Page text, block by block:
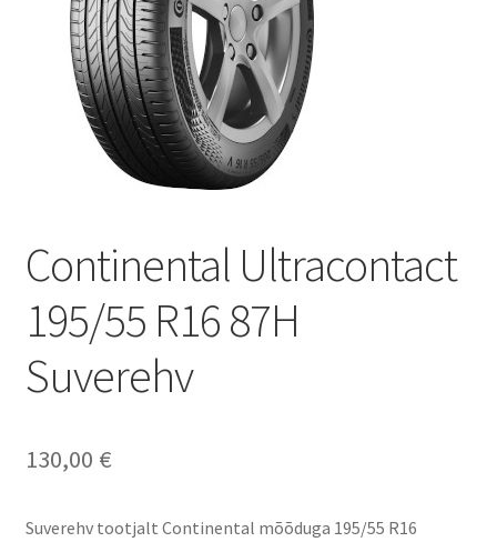
Continental Ultracontact
195/55 R16 87H
Suverehv
130,00 €
Suverehv tootjalt Continental mõõduga 195/55 R16